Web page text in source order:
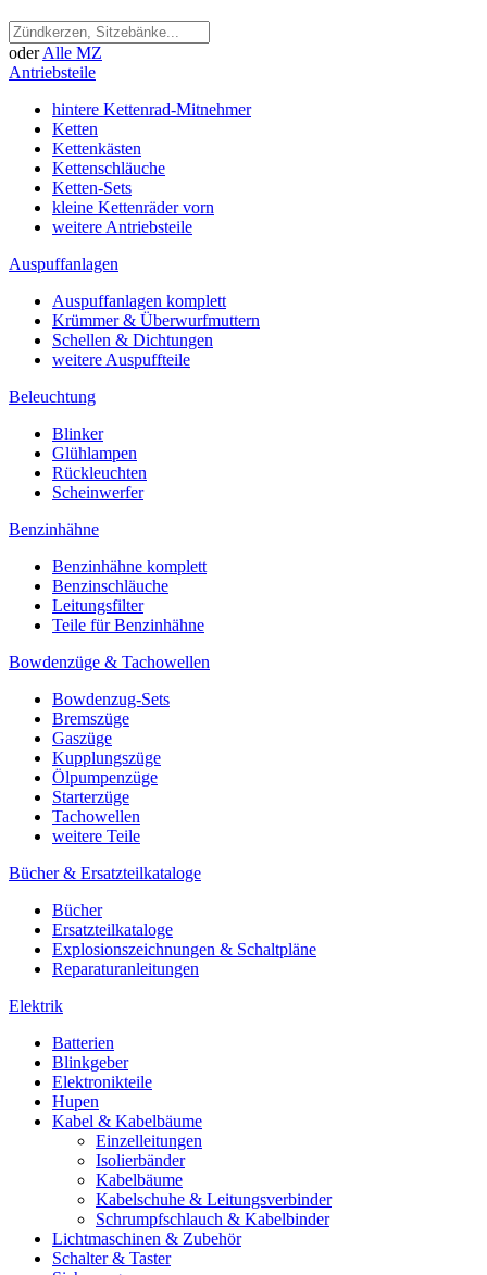
oder Alle MZ
Antriebsteile
hintere Kettenrad-Mitnehmer
Ketten
Kettenkästen
Kettenschläuche
Ketten-Sets
kleine Kettenräder vorn
weitere Antriebsteile
Auspuffanlagen
Auspuffanlagen komplett
Krümmer & Überwurfmuttern
Schellen & Dichtungen
weitere Auspuffteile
Beleuchtung
Blinker
Glühlampen
Rückleuchten
Scheinwerfer
Benzinhähne
Benzinhähne komplett
Benzinschläuche
Leitungsfilter
Teile für Benzinhähne
Bowdenzüge & Tachowellen
Bowdenzug-Sets
Bremszüge
Gaszüge
Kupplungszüge
Ölpumpenzüge
Starterzüge
Tachowellen
weitere Teile
Bücher & Ersatzteilkataloge
Bücher
Ersatzteilkataloge
Explosionszeichnungen & Schaltpläne
Reparaturanleitungen
Elektrik
Batterien
Blinkgeber
Elektronikteile
Hupen
Kabel & Kabelbäume
Einzelleitungen
Isolierbänder
Kabelbäume
Kabelschuhe & Leitungsverbinder
Schrumpfschlauch & Kabelbinder
Lichtmaschinen & Zubehör
Schalter & Taster